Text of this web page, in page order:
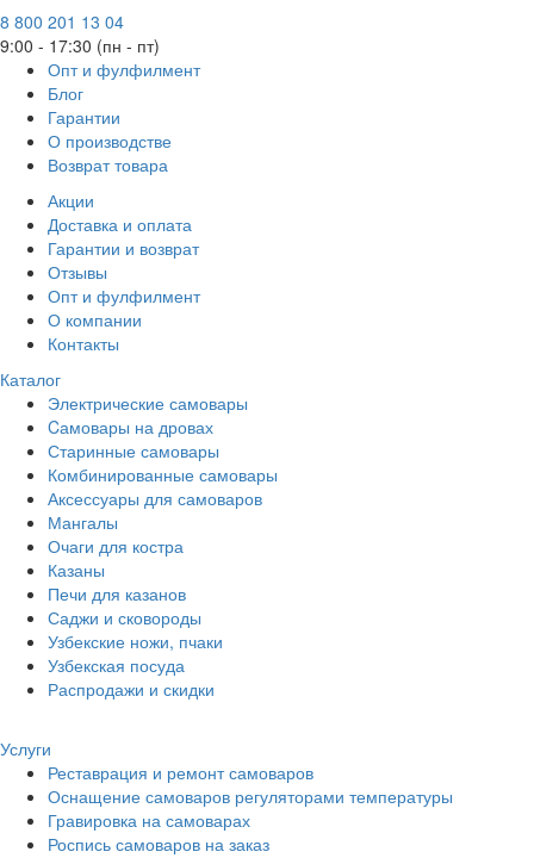
8 800 201 13 04
9:00 - 17:30 (пн - пт)
Опт и фулфилмент
Блог
Гарантии
О производстве
Возврат товара
Акции
Доставка и оплата
Гарантии и возврат
Отзывы
Опт и фулфилмент
О компании
Контакты
Каталог
Электрические самовары
Cамовары на дровах
Старинные самовары
Комбинированные самовары
Аксессуары для самоваров
Мангалы
Очаги для костра
Казаны
Печи для казанов
Саджи и сковороды
Узбекские ножи, пчаки
Узбекская посуда
Распродажи и скидки
Услуги
Реставрация и ремонт самоваров
Оснащение самоваров регуляторами температуры
Гравировка на самоварах
Роспись самоваров на заказ